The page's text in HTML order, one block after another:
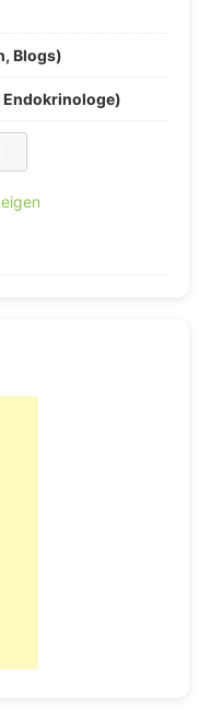
Blogs)
Endokrinologe)